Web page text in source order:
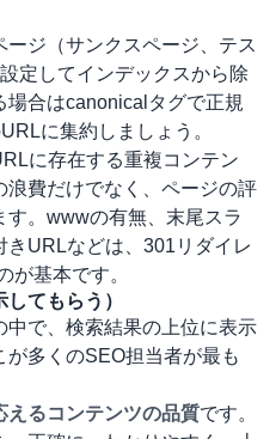
ジ（サンクスページ、テス
定してインデックスから除
場合はcanonicalタグで正規
に集約しましょう。
に存在する重複コンテン
浪費だけでなく、ページの評
。wwwの有無、末尾スラ
きURLなどは、301リダイレ
が基本です。
てもらう）
で、検索結果の上位に表示
多くのSEO担当者が最も
えるコンテンツの品質です。